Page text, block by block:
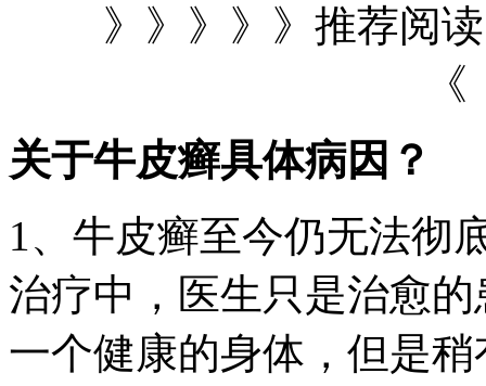
》》》》》推荐阅
关于牛皮癣具体病因？
1、牛皮癣至今仍无法彻
治疗中，医生只是治愈
一个健康的身体，但是